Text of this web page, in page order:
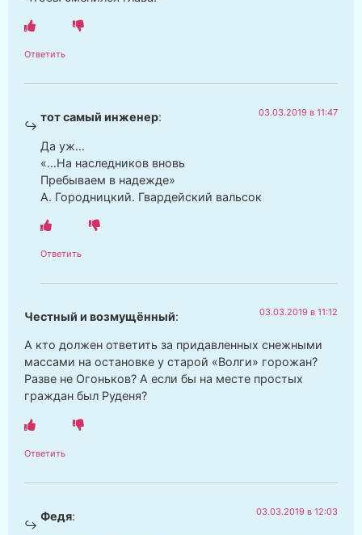
Ответить
тот самый инженер: 03.03.2019 в 11:47
Да уж…
«…На наследников вновь
Пребываем в надежде»
А. Городницкий. Гвардейский вальсок
Ответить
Честный и возмущённый: 03.03.2019 в 11:12
А кто должен ответить за придавленных снежными
массами на остановке у старой «Волги» горожан?
Разве не Огоньков? А если бы на месте простых
граждан был Руденя?
Ответить
Федя: 03.03.2019 в 12:03